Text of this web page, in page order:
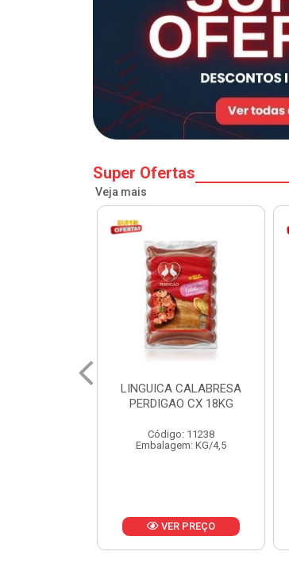
Super Ofertas
Veja mais
MORTADELA PERDIGAO
FRANGO CAIXA 14KG
Código: 1219
Embalagem: KG/14
VER PREÇO